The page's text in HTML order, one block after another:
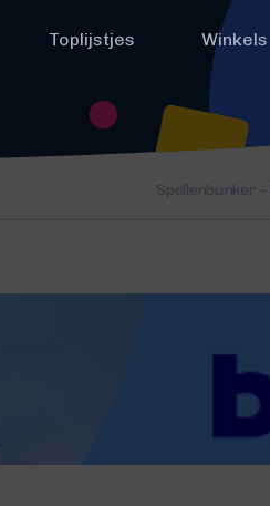
Toplijstjes Winkels
Spellenbunker -